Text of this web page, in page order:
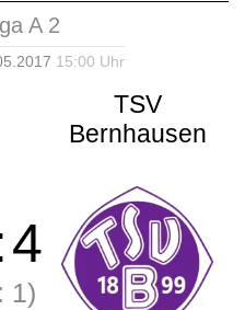
A 2
15:00 Uhr
TSV
Bernhausen
4
: 1)